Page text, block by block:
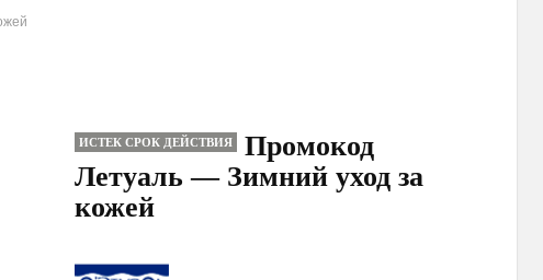
ИСТЕК СРОК ДЕЙСТВИЯ
Промокод
Летуаль — Зимний уход за
кожей